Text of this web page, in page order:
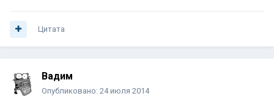
Цитата
Вадим
Опубликовано: 24 июля 2014